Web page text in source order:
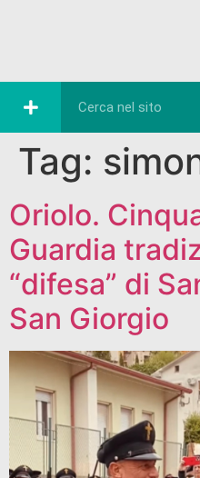
Tag:
Oriolo.
Guardia
“difesa” di
San Giorgio